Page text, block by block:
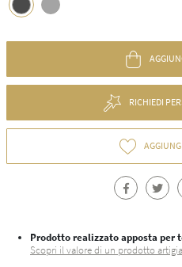
RICHIEDI
Prodotto realizzato apposta per
Scopri il valore di un prodotto